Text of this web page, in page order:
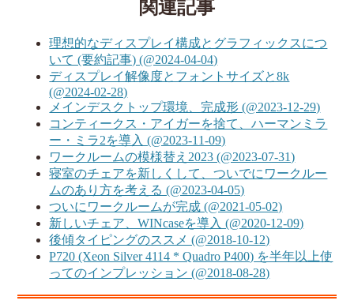
関連記事
理想的なディスプレイ構成とグラフィックスにつ
いて (要約記事) (@2024-04-04)
ディスプレイ解像度とフォントサイズと8k
(@2024-02-28)
メインデスクトップ環境、完成形 (@2023-12-29)
コンティークス・アイガーを捨て、ハーマンミラ
ー・ミラ2を導入 (@2023-11-09)
ワークルームの模様替え2023 (@2023-07-31)
寝室のチェアを新しくして、ついでにワークルー
ムのあり方を考える (@2023-04-05)
ついにワークルームが完成 (@2021-05-02)
新しいチェア、WINcaseを導入 (@2020-12-09)
後傾タイピングのススメ (@2018-10-12)
P720 (Xeon Silver 4114 * Quadro P400) を半年以上使
ってのインプレッション (@2018-08-28)